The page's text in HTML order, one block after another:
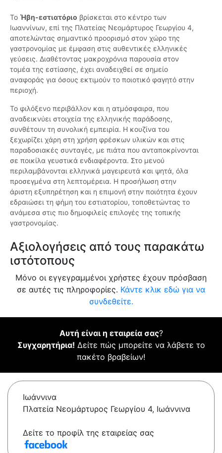
Το Ήβη-εστιατόριο βρίσκεται στο κέντρο των
Ιωαννίνων, επί της Πλατείας Νεομάρτυρος Γεωργίου 4,
αποτελώντας σημαντικό προορισμό στον χώρο της
γαστρονομίας με έμφαση στις αυθεντικές ελληνικές
γεύσεις. Διαθέτοντας μακροχρόνια παρουσία στον
τομέα της εστίασης, έχει αναδειχθεί σε σημείο
αναφοράς για όσους εκτιμούν το ποιοτικό φαγητό στην
περιοχή.
Το φιλόξενο περιβάλλον και η ατμόσφαιρα, που
αναδεικνύει στοιχεία της ελληνικής παράδοσης,
συνθέτουν τη συνολική εμπειρία. Η κουζίνα του
ξεχωρίζει χάρη στη χρήση φρέσκων υλικών και στις
παραδοσιακές συνταγές, με πιάτα που ανταποκρίνονται
σε ποικίλα γευστικά ενδιαφέροντα. Στο μενού
περιλαμβάνονται ελληνικά μαγειρευτά και ψητά, όλα
προσεγμένα στη λεπτομέρεια. Η προσήλωση στην
άριστη εξυπηρέτηση και η επιμονή στην ποιότητα έχουν
εδραιώσει τη φήμη του εστιατορίου, τοποθετώντας το
ανάμεσα στις πιο δημοφιλείς επιλογές της τοπικής
γαστρονομίας.
Αξιολογήσεις από τους παρακάτω
ιστότοπους
Μόνο οι εγγεγραμμένοι χρήστες έχουν πρόσβαση
σε αυτές τις πληροφορίες. Κάντε κλικ εδώ για να
συνδεθείτε.
Αυτή είναι η εταιρεία σας?
Συγχαρητήρια! Δείτε πώς μπορείτε να λάβετε το
πακέτο βραβείων!
Ιωάννινα
Πλατεία Νεομάρτυρος Γεωργίου 4, Ιωάννινα
Δείτε το προφίλ της εταιρείας σας